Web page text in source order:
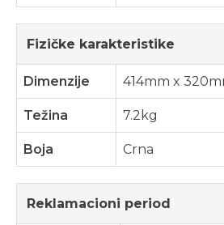
Fizičke karakteristike
Dimenzije 414mm x
Težina 7.2kg
Boja Crna
Reklamacioni period